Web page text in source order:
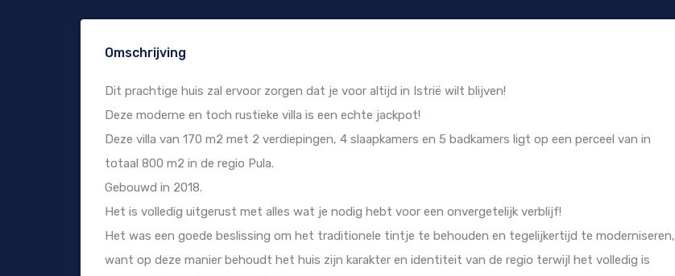
Omschrijving
Dit prachtige huis zal ervoor zorgen dat je voor altijd in Istrië wilt blijven!
Deze moderne en toch rustieke villa is een echte jackpot!
Deze villa van 170 m2 met 2 verdiepingen, 4 slaapkamers en 5 badkamers ligt op een perceel van in
totaal 800 m2 in de regio Pula.
Gebouwd in 2018.
Het is volledig uitgerust met alles wat je nodig hebt voor een onvergetelijk verblijf!
Het was een goede beslissing om het traditionele tintje te behouden en tegelijkertijd te moderniseren,
want op deze manier behoudt het huis zijn karakter en identiteit van de regio terwijl het volledig is